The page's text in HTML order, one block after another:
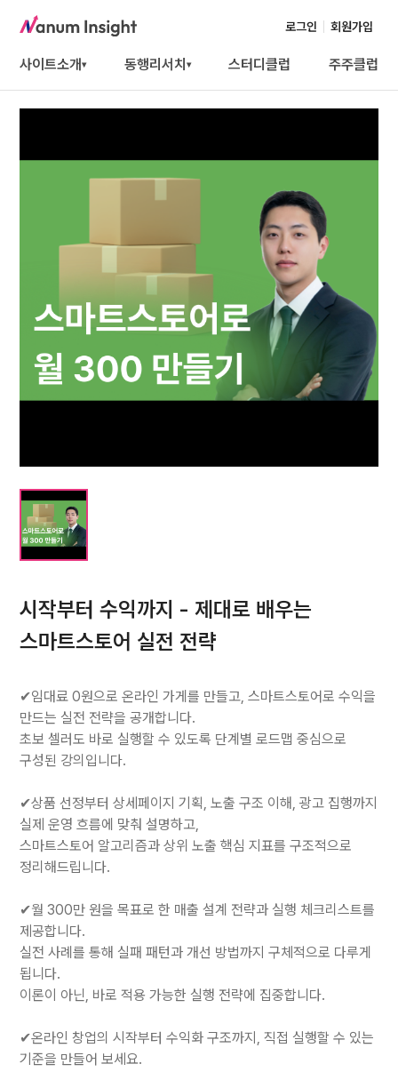
로그인 회원가입
사이트소개▾ 동행리서치 ▾ 스터디클럽 주주클럽
시작부터 수익까지 - 제대로 배우는
스마트스토어 실전 전략
✔임대료 0원으로 온라인 가게를 만들고, 스마트스토어로 수익을
만드는 실전 전략을 공개합니다.
초보 셀러도 바로 실행할 수 있도록 단계별 로드맵 중심으로
구성된 강의입니다.
✔상품 선정부터 상세페이지 기획, 노출 구조 이해, 광고 집행까지
실제 운영 흐름에 맞춰 설명하고,
스마트스토어 알고리즘과 상위 노출 핵심 지표를 구조적으로
정리해드립니다.
✔월 300만 원을 목표로 한 매출 설계 전략과 실행 체크리스트를
제공합니다.
실전 사례를 통해 실패 패턴과 개선 방법까지 구체적으로 다루게
됩니다.
이론이 아닌, 바로 적용 가능한 실행 전략에 집중합니다.
✔온라인 창업의 시작부터 수익화 구조까지, 직접 실행할 수 있는
기준을 만들어 보세요.